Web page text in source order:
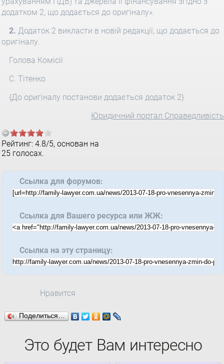
додатком 2, що додається до оригіналу».
2. Додаток 2 викласти в новій редакції, що додається до
оригіналу.
Голова Комісії
С. Тітенко
{До оригіналу постанови додається додаток 2}
Юридичний портал Справедливість
Рейтинг: 4.8/5, основан на
25 голосах.
Ссылка для форумов:
Ссылка для Вашего ресурса или ЖЖ:
Ссылка на эту страницу:
Нравится
Поделиться…
Это будет Вам интересно